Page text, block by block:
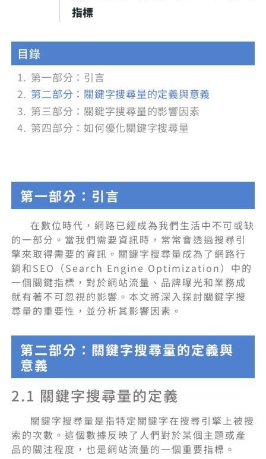
指標
目錄
第一部分：引言
第二部分：關鍵字搜尋量的定義與意義
第三部分：關鍵字搜尋量的影響因素
第四部分：如何優化關鍵字搜尋量
第一部分：引言
在數位時代，網路已經成為我們生活中不可或缺
的一部分。當我們需要資訊時，常常會透過搜尋引
擎來取得需要的資訊。關鍵字搜尋量成為了網路行
銷和SEO（Search Engine Optimization）中的
一個關鍵指標，對於網站流量、品牌曝光和業務成
就有著不可忽視的影響。本文將深入探討關鍵字搜
尋量的重要性，並分析其影響因素。
第二部分：關鍵字搜尋量的定義與
意義
2.1 關鍵字搜尋量的定義
關鍵字搜尋量是指特定關鍵字在搜尋引擎上被搜
索的次數。這個數據反映了人們對於某個主題或產
品的關注程度，也是網站流量的一個重要指標。